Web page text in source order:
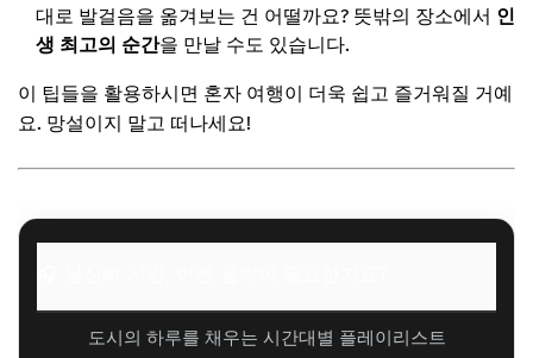
대로 발걸음을 옮겨보는 건 어떨까요? 뜻밖의 장소에서 인
생 최고의 순간을 만날 수도 있습니다.
이 팁들을 활용하시면 혼자 여행이 더욱 쉽고 즐거워질 거예
요. 망설이지 말고 떠나세요!
도시의 하루를 채우는 시간대별 플레이리스트